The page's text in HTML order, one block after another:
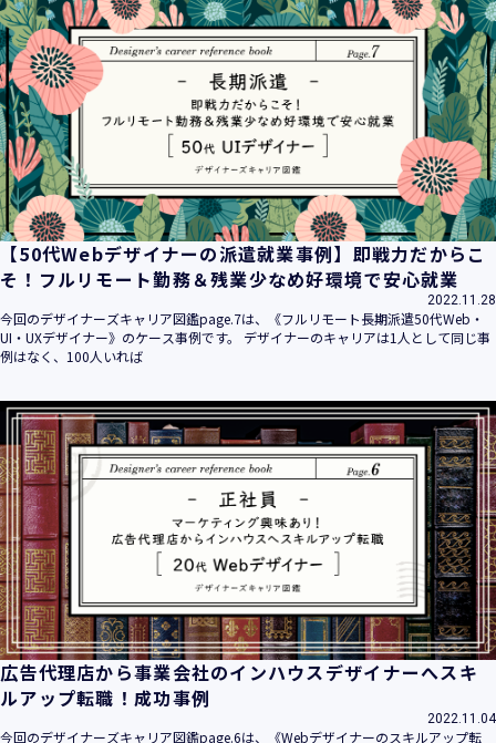
電話番号：03-6712-7970（土日休日を除く9:00～18:00）
平成16年 2月 1日
平成21年 3月23日 改訂
平成23年 4月 1日 改訂
平成26年 9月10日 改訂
平成27年 6月24日 改訂
平成28年11月 1日 改訂
平成30年 7月 1日 改訂
令和6年 5月 1日 改訂
令和7年 2月17日 改訂
株式会社ユウクリ（以下「当社」といいます。）が取得する
個人情報とは、個人の識別に係る以下の情報をいいます。
カード情報、ログインID、パスワード、ニックネーム、IPア
ドレス等において、特定の個人を識別できる情報
（他の情報と照合することができ、それにより特定の個人を
識別することができることとなるものを含みます。）
・当社の運営・提供するサービス（以下総称して「当社サー
ビス」といいます。）において、お客様が、当社でご利用に
なったサービスの内容、ご利用日時、ご利用回数などのご利
用内容及びご利用履歴に関する情報
【個人情報の取得・収集について】
当社は、以下の方法により、個人情報を取得させていただき
ます。
当社サービスにおいて、自ら入力された個人情報を、当社は
【50代Webデザイナーの派遣就業事例】即戦力だからこ
そ！フルリモート勤務＆残業少なめ好環境で安心就業
2022.11.28
今回のデザイナーズキャリア図鑑page.7は、《フルリモート長期派遣50代Web・
UI・UXデザイナー》のケース事例です。 デザイナーのキャリアは1人として同じ事
例はなく、100人いれば
広告代理店から事業会社のインハウスデザイナーへスキ
ルアップ転職！成功事例
2022.11.04
今回のデザイナーズキャリア図鑑page.6は、《Webデザイナーのスキルアップ転